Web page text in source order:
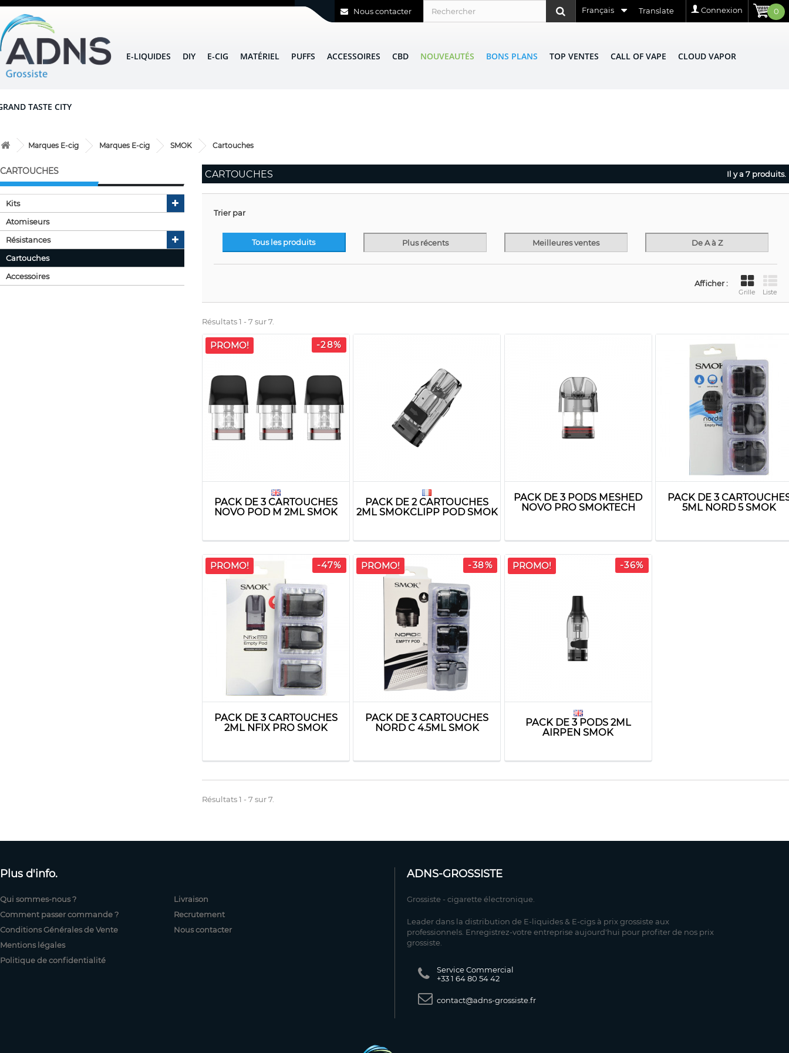
0
Connexion
Translate
Français
Nous contacter
E-LIQUIDES DIY E-CIG MATÉRIEL PUFFS ACCESSOIRES CBD NOUVEAUTÉS BONS PLANS TOP VENTES CALL OF VAPE CLOUD VAPOR
TASTE CITY
Marques E-cig Marques E-cig SMOK Cartouches
CARTOUCHES
Kits
Atomiseurs
Résistances
Cartouches
Accessoires
CARTOUCHES Il y a 7 produits.
Trier par
Tous les produits Plus récents Meilleures ventes De A à Z
Afficher :
Grille Liste
Résultats 1 - 7 sur 7.
PROMO! -28%
PACK DE 3 CARTOUCHES
NOVO POD M 2ML SMOK
PACK DE 2 CARTOUCHES
2ML SMOKCLIPP POD SMOK
PACK DE 3 PODS MESHED
NOVO PRO SMOKTECH
PACK DE 3
5ML NORD 5 SMOK
PROMO! -47%
PACK DE 3 CARTOUCHES
2ML NFIX PRO SMOK
PROMO! -38%
PACK DE 3 CARTOUCHES
NORD C 4.5ML SMOK
PROMO! -36%
PACK DE 3 PODS 2ML
AIRPEN SMOK
Résultats 1 - 7 sur 7.
Plus d'info.
Qui sommes-nous ?
Comment passer commande ?
Conditions Générales de Vente
Mentions légales
Politique de confidentialité
Livraison
Recrutement
Nous contacter
ADNS-GROSSISTE
Grossiste - cigarette électronique.
Leader dans la distribution de E-liquides & E-cigs à prix grossiste aux
professionnels. Enregistrez-votre entreprise aujourd'hui pour profiter de nos prix
grossiste.
Service Commercial
+33 1 64 80 54 42
contact@adns-grossiste.fr